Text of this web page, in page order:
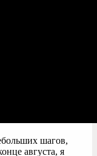
шагов,
августа, я